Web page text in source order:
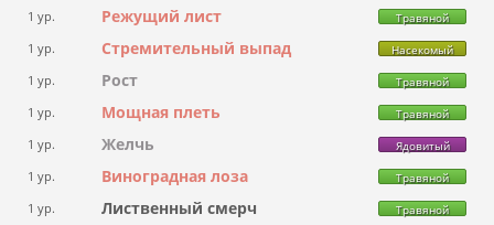
1 ур. Режущий лист Травяной
1 ур. Стремительный выпад Насекомый
1 ур. Рост Травяной
1 ур. Мощная плеть Травяной
1 ур. Желчь Ядовитый
1 ур. Виноградная лоза Травяной
1 ур. Лиственный смерч Травяной